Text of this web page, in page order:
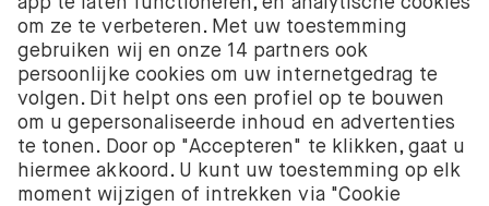
aandelen en ETF’s worden aangeboden door BUX B.V.
BUX B.V. is geregistreerd bij de Kamer van
Koophandel onder nummer 58403949. BUX B.V. staat
onder toezicht van de Autoriteit Financiële Markten
(AFM).
BUX B.V. verstrekt geen beleggingsadvies en
beleggers moeten hun eigen beleggingsbeslissingen